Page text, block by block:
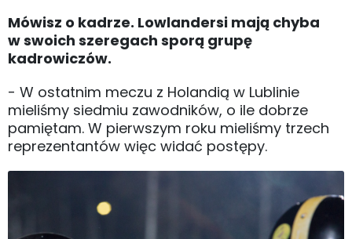
Mówisz o kadrze. Lowlandersi mają chyba
w swoich szeregach sporą grupę
kadrowiczów.
- W ostatnim meczu z Holandią w Lublinie
mieliśmy siedmiu zawodników, o ile dobrze
pamiętam. W pierwszym roku mieliśmy trzech
reprezentantów więc widać postępy.